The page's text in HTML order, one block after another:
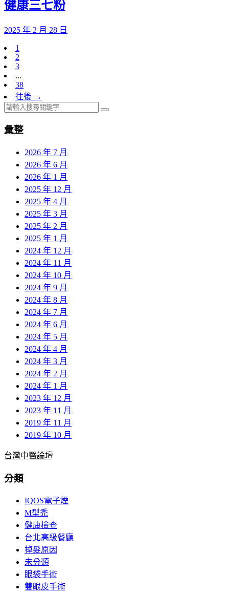
健康三七粉
2025 年 2 月 28 日
1
2
3
...
38
往後 →
彙整
2026 年 7 月
2026 年 6 月
2026 年 1 月
2025 年 12 月
2025 年 4 月
2025 年 3 月
2025 年 2 月
2025 年 1 月
2024 年 12 月
2024 年 11 月
2024 年 10 月
2024 年 9 月
2024 年 8 月
2024 年 7 月
2024 年 6 月
2024 年 5 月
2024 年 4 月
2024 年 3 月
2024 年 2 月
2024 年 1 月
2023 年 12 月
2023 年 11 月
2019 年 11 月
2019 年 10 月
台灣中醫論壇
分類
IQOS電子煙
M型禿
健康檢查
台北高級餐廳
掉髮原因
未分類
眼袋手術
雙眼皮手術